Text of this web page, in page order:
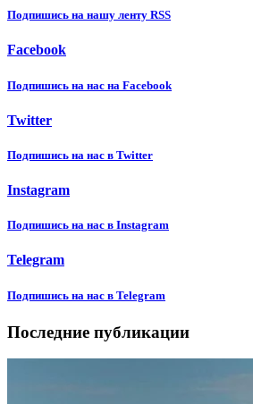
Подпишиcь на нашу ленту RSS
Facebook
Подпишиcь на нас на Facebook
Twitter
Подпишиcь на нас в Twitter
Instagram
Подпишиcь на нас в Instagram
Telegram
Подпишиcь на нас в Telegram
Последние публикации